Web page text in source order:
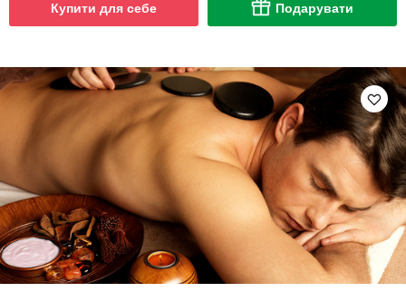
Купити для себе Подарувати